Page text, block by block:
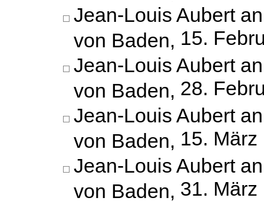
Jean-Louis Aubert
von Baden, 15.
Jean-Louis Aubert
von Baden, 28.
Jean-Louis Aubert
von Baden, 15. März
Jean-Louis Aubert
von Baden, 31. März